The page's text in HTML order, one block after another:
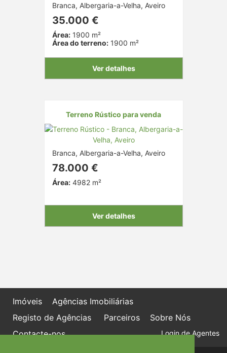
Branca, Albergaria-a-Velha, Aveiro
35.000 €
Área:1900 m²
Área do terreno:1900 m²
Ver detalhes
Terreno Rústico para venda
Branca, Albergaria-a-Velha, Aveiro
78.000 €
Área:4982 m²
Ver detalhes
Imóveis
Agências Imobiliárias
Registo de Agências
Parceiros
Sobre Nós
Contacte-nos
Login de Agentes